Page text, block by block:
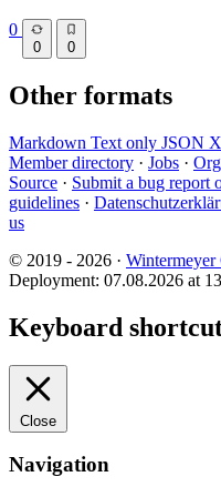
0
0 0
Other formats
Markdown Text only JSON
Member directory · Jobs ·
Source · Submit a bug report
guidelines ·
us
© 2019 - 2026 ·
Deployment: 07.08.2026 at
Keyboard
Close
Navigation